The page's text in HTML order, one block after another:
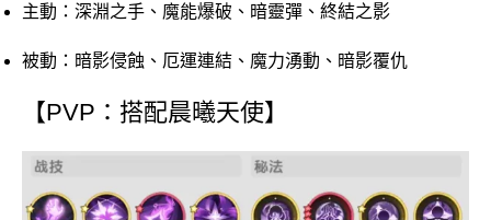
主動：深淵之手、魔能爆破、暗靈彈、終結之影
被動：暗影侵蝕、厄運連結、魔力湧動、暗影覆仇
【PVP：搭配晨曦天使】